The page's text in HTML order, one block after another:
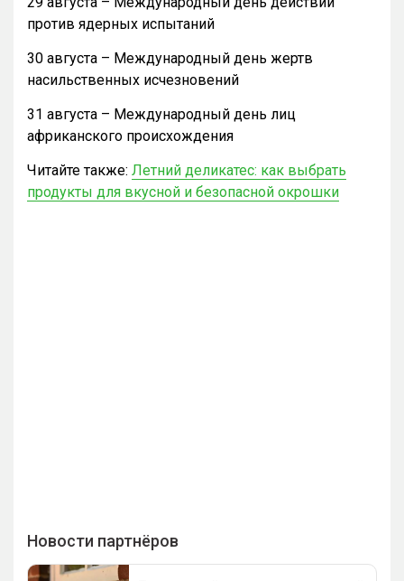
против ядерных испытаний
30 августа – Международный день жертв
насильственных исчезновений
31 августа – Международный день лиц
африканского происхождения
Читайте также: Летний деликатес: как выбрать
продукты для вкусной и безопасной окрошки